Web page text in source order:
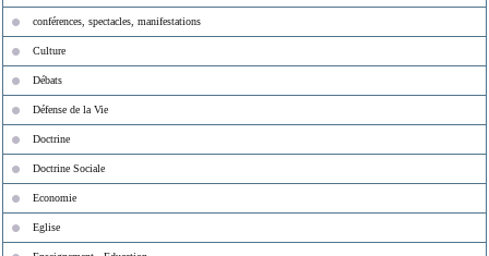
conférences, spectacles, manifestations
Culture
Débats
Défense de la Vie
Doctrine
Doctrine Sociale
Economie
Eglise